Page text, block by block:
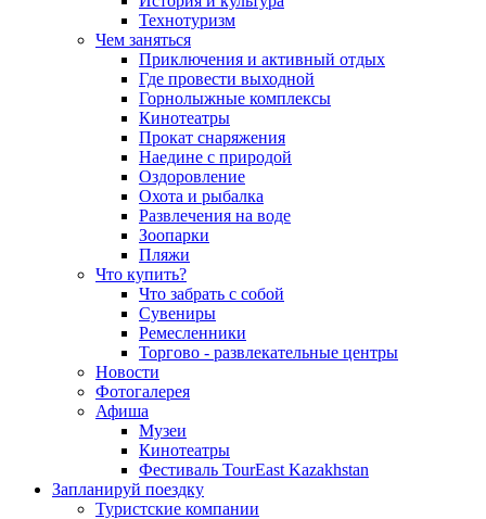
Технотуризм
Чем заняться
Приключения и активный отдых
Где провести выходной
Горнолыжные комплексы
Кинотеатры
Прокат снаряжения
Наедине с природой
Оздоровление
Охота и рыбалка
Развлечения на воде
Зоопарки
Пляжи
Что купить?
Что забрать с собой
Сувениры
Ремесленники
Торгово - развлекательные центры
Новости
Фотогалерея
Афиша
Музеи
Кинотеатры
Фестиваль TourEast Kazakhstan
Запланируй поездку
Туристские компании